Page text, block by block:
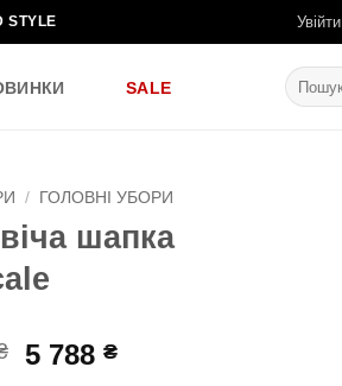
STYLE Увійти
SALE
Шукати:
/ ГОЛОВНІ УБОРИ
шапка
Оригінальна
5 788₴Поточна